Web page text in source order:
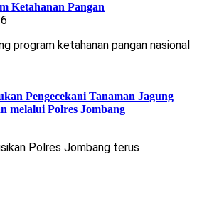
Ketahanan Pangan
program ketahanan pangan nasional
Pengecekani Tanaman Jagung
melalui Polres Jombang
Polres Jombang terus